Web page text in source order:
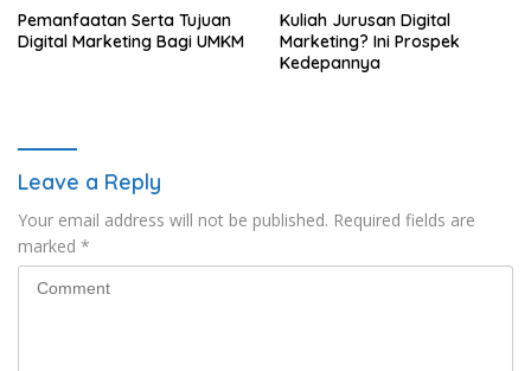
Pemanfaatan Serta Tujuan
Digital Marketing Bagi UMKM
Kuliah Jurusan Digital
Marketing? Ini Prospek
Kedepannya
Leave a Reply
Your email address will not be published. Required fields are
marked *